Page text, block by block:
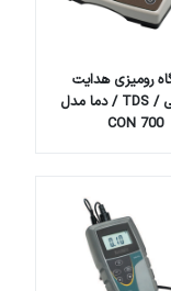
رومیزی هدایت
الکتریکی / TDS / دما مدل
CON 700